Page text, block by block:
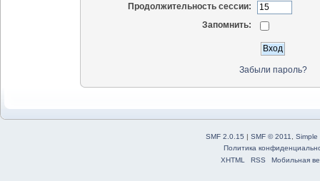
Продолжительность сессии:
Запомнить:
Забыли пароль?
SMF 2.0.15 SMF © 2011, Simple
Политика
XHTML
RSS Мобильная